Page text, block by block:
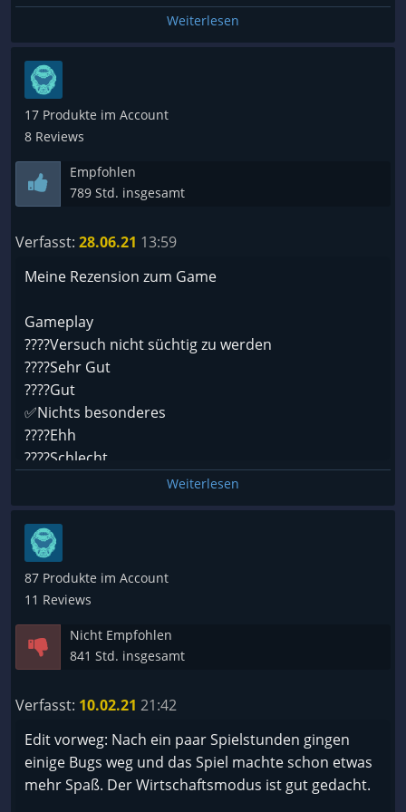
Weiterlesen
17 Produkte im Account
8 Reviews
Empfohlen
789 Std. insgesamt
Verfasst: 28.06.21 13:59
Meine Rezension zum Game
Gameplay
????Versuch nicht süchtig zu werden
????Sehr Gut
????Gut
✅Nichts besonderes
????Ehh
????Schlecht
Grafik
????Echtes Leben
????Augenweide
✅Gut
????Schlecht
????Paint.exe
Audio
????Fantastisch
????Sehr gut
✅Gut
????Naja
Weiterlesen
87 Produkte im Account
11 Reviews
Nicht Empfohlen
841 Std. insgesamt
Verfasst: 10.02.21 21:42
Edit vorweg: Nach ein paar Spielstunden gingen
einige Bugs weg und das Spiel machte schon etwas
mehr Spaß. Der Wirtschaftsmodus ist gut gedacht.